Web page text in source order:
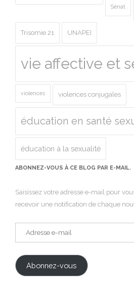
Sénat
Trisomie 21 UNAPEI
vie affective et
violences violences conjugales
éducation en santé
éducation à la sexualité
ABONNEZ-VOUS À CE BLOG PAR E-MAIL.
Saisissez votre adresse e-mail pour
recevoir une notification de chaque
Adresse
e-
Abonnez-vous